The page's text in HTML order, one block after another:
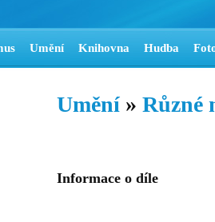
Umění Knihovna Hudba
Umění » Různé
Informace o díle